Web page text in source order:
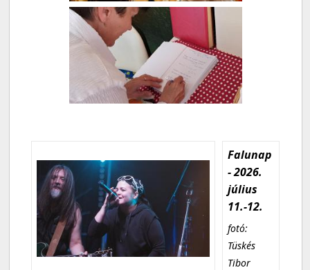
Falunap
- 2026.
július
11.-12.
fotó:
Tüskés
Tibor